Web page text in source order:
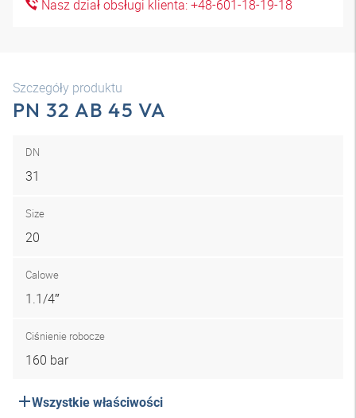
Nasz dział obsługi klienta: +48-601-18-19-18
Szczegóły produktu
PN 32 AB 45 VA
DN
31
Size
20
Calowe
1.1/4″
Ciśnienie robocze
160 bar
Wszystkie właściwości